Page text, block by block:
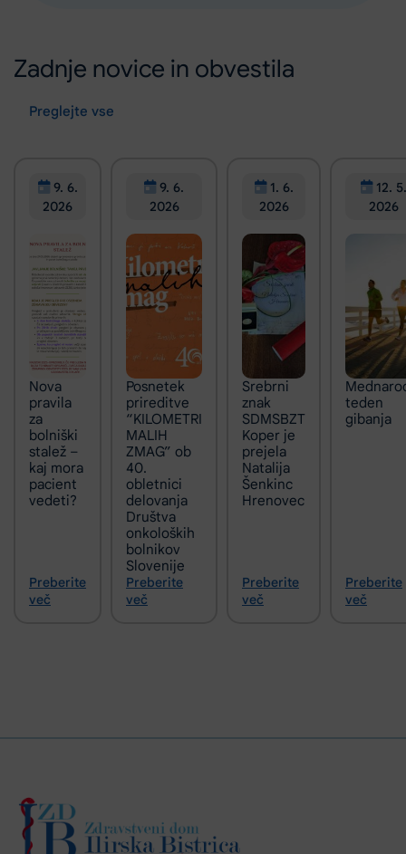
Zadnje novice in obvestila
Preglejte vse
9. 6.
2026
Nova
pravila
za
bolniški
stalež –
kaj mora
pacient
vedeti?
Preberite
več
9. 6.
2026
Posnetek
prireditve
“KILOMETRI
MALIH
ZMAG” ob
40.
obletnici
delovanja
Društva
onkoloških
bolnikov
Slovenije
Preberite
več
1. 6.
2026
Srebrni
znak
SDMSBZT
Koper je
prejela
Natalija
Šenkinc
Hrenovec
Preberite
več
12. 5.
2026
teden
gibanja
Preberite
več